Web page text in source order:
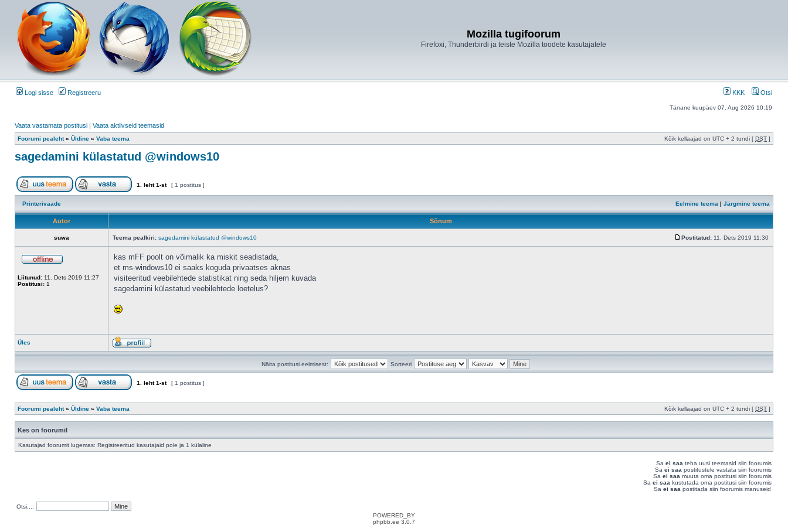
Mozilla tugifoorum
Firefoxi, Thunderbirdi ja teiste Mozilla toodete kasutajatele
Logi sisse Registreeru KKK Otsi
Tänane kuupäev 07. Aug 2026 10:19
Vaata vastamata postitusi | Vaata aktiivseid teemasid
Foorumi pealeht» Üldine » Vaba teema Kõik kellaajad on UTC + 2 tundi [ DST ]
sagedamini külastatud @windows10
1 . leht1-st [ 1 postitus ]
Printerivaade Eelmine teema | Järgmine teema
Autor Sõnum
suwa Teema pealkiri: sagedamini külastatud @windows10 Postitatud: 11. Dets 2019 11:30
Liitunud: 11. Dets 2019 11:27
Postitusi: 1
kas mFF poolt on võimalik ka miskit seadistada,
et ms-windows10 ei saaks koguda privaatses aknas
visiteeritud veebilehtede statistikat ning seda hiljem kuvada
sagedamini külastatud veebilehtede loetelus?
Üles
Näita postitusi eelmisest: Sorteeri
1 . leht1-st [ 1 postitus ]
Foorumi pealeht» Üldine » Vaba teema Kõik kellaajad on UTC + 2 tundi [ DST ]
Kes on foorumil
Kasutajad foorumit lugemas: Registreeritud kasutajaid pole ja 1 külaline
Sa ei saa teha uusi teemasid siin foorumis
Sa ei saa postitustele vastata siin foorumis
Sa ei saa muuta oma postitusi siin foorumis
Sa ei saa kustutada oma postitusi siin foorumis
Sa ei saa postitada siin foorumis manuseid
Otsi...:
POWERED_BY
phpbb.ee 3.0.7